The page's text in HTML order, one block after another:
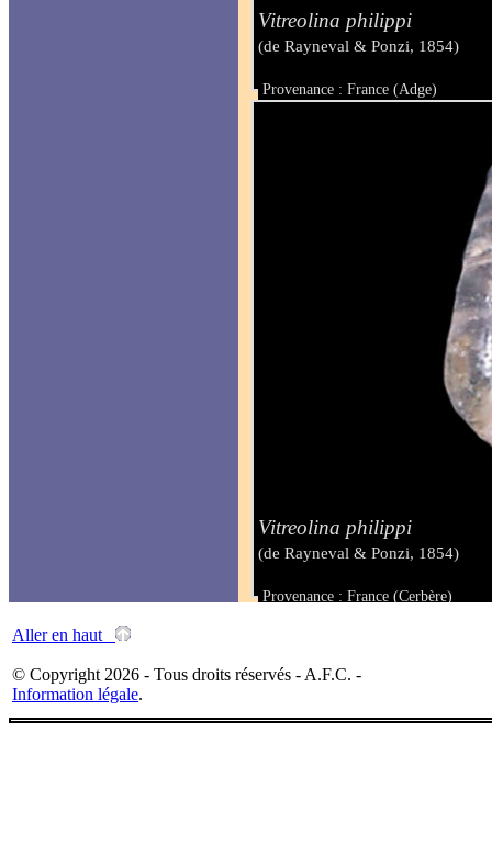
Vitreolina philippi
(de Rayneval & Ponzi, 1854)
Provenance : France (Adge)
Taille : 2.30 mm
Vitreolina philippi
(de Rayneval & Ponzi, 1854)
Provenance : France (Cerbère)
Aller en haut
© Copyright 2026 - Tous droits réservés - A.F.C. -
Information légale.